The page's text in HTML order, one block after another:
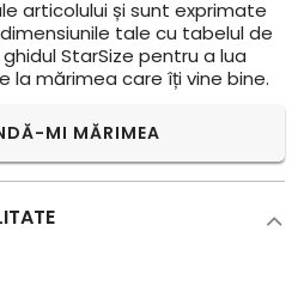
articolului și sunt exprimate
tale cu tabelul de
StarSize pentru a lua
la mărimea care îți vine bine.
MI MĂRIMEA